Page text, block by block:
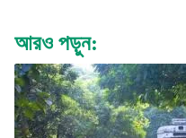
আরও পড়ুন: